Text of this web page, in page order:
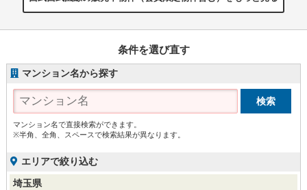
条件を選び直す
マンション名から探す
マンション名で直接検索ができます。
※半角、全角、スペースで検索結果が異なります。
エリアで絞り込む
埼玉県